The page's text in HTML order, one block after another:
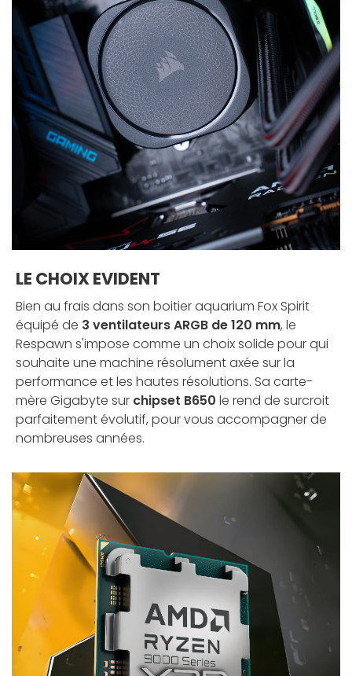
LE CHOIX EVIDENT
Bien au frais dans son boitier aquarium Fox Spirit
équipé de 3 ventilateurs ARGB de 120 mm, le
Respawn s'impose comme un choix solide pour qui
souhaite une machine résolument axée sur la
performance et les hautes résolutions. Sa carte-
mère Gigabyte sur chipset B650 le rend de surcroit
parfaitement évolutif, pour vous accompagner de
nombreuses années.